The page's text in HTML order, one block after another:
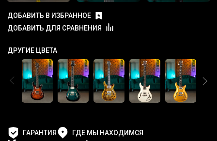
ДОБАВИТЬ В ИЗБРАННОЕ
ДОБАВИТЬ ДЛЯ СРАВНЕНИЯ
ДРУГИЕ ЦВЕТА
ГАРАНТИЯ
ГДЕ МЫ НАХОДИМСЯ